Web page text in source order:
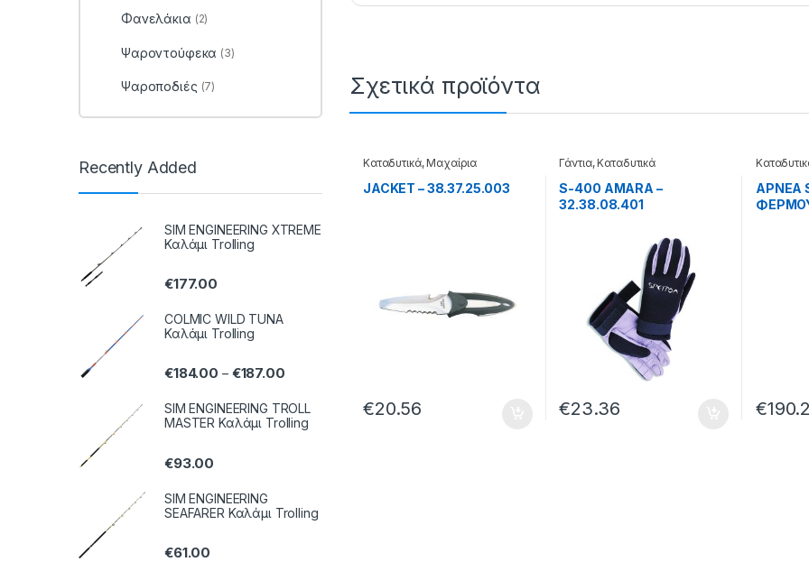
Σχετικά προϊόντα
Καταδυτικά,Μαχαίρια
JACKET – 38.37.25.003
€20.56
Γάντια,Καταδυτικά
S-400 AMARA –
32.38.08.401
€23.36
APNEA
€
Φανελάκια (2)
Ψαροντούφεκα (3)
Ψαροποδιές (7)
Recently Added
SIM ENGINEERING XTREME
Καλάμι Trolling
€177.00
COLMIC WILD TUNA
Καλάμι Trolling
€184.00 – €187.00
SIM ENGINEERING TROLL
MASTER Καλάμι Trolling
€93.00
SIM ENGINEERING
SEAFARER Καλάμι Trolling
€61.00